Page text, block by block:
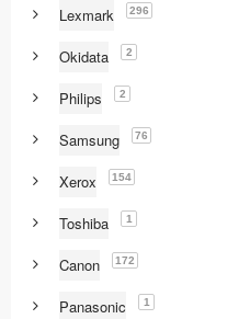
Lexmark 296
Okidata 2
Philips 2
Samsung 76
Xerox 154
Toshiba 1
Canon 172
Panasonic 1